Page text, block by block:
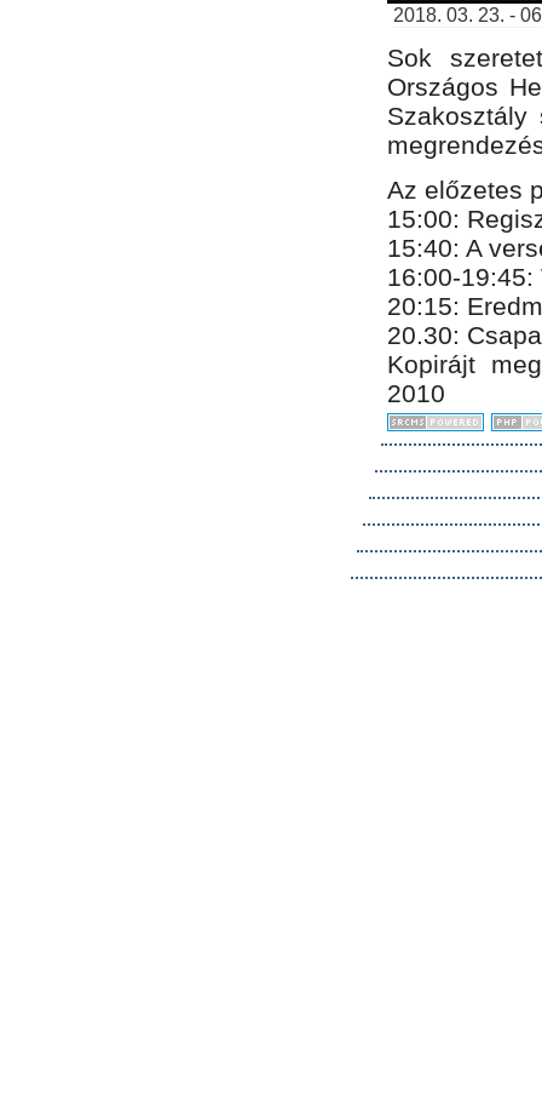
2018. 03. 23. -
Sok
Országos
Az előzetes
15:00:
15:40: A
16:00-19:45:
20:​15​:
​20.30:
Kopirájt
2010